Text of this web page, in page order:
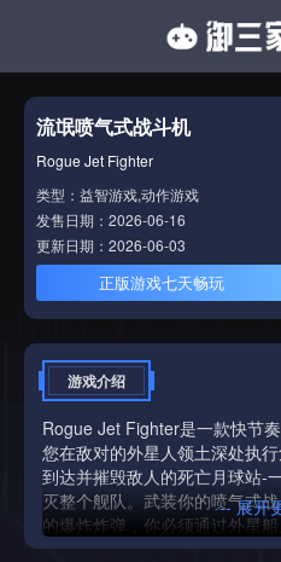
流氓喷气式战斗机
Rogue Jet Fighter
类型：益智游戏,动作游戏
发售日期：2026-06-16
更新日期：2026-06-03
正版游戏七天畅玩
游戏介绍
Rogue Jet Fighter是一款快节
您在敌对的外星人领土深处执
到达并摧毁敌人的死亡月球站-
灭整个舰队。武装你的喷气式
的爆炸炸弹，你必须通过外星
间环境的波浪打你的方式。飞
-- 展开